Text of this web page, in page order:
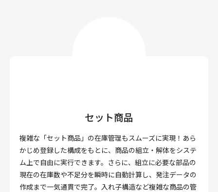
セット商品
複雑な「セット商品」の在庫管理もスムーズに実現！あら
かじめ登録した構成をもとに、商品の組立・解体をシステ
ム上で自由に実行できます。さらに、組立に必要な部品の
現在の在庫数や不足分を瞬時に自動計算し、発注データの
作成まで一気通貫で完了。入れ子構造など複雑な商品の管